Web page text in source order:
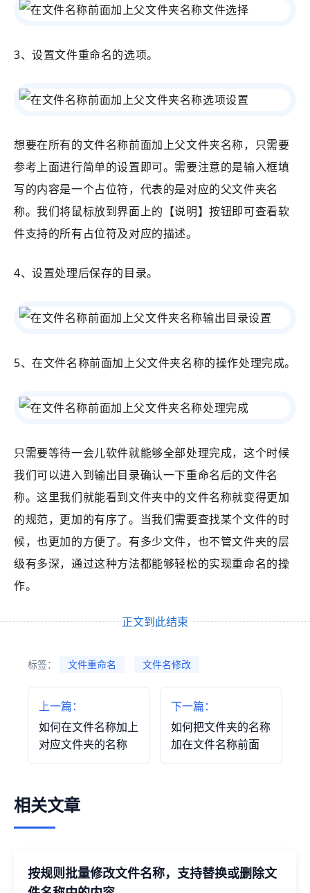
3、设置文件重命名的选项。
想要在所有的文件名称前面加上父文件夹名称，只需要
参考上面进行简单的设置即可。需要注意的是输入框填
写的内容是一个占位符，代表的是对应的父文件夹名
称。我们将鼠标放到界面上的【说明】按钮即可查看软
件支持的所有占位符及对应的描述。
4、设置处理后保存的目录。
5、在文件名称前面加上父文件夹名称的操作处理完成。
只需要等待一会儿软件就能够全部处理完成，这个时候
我们可以进入到输出目录确认一下重命名后的文件名
称。这里我们就能看到文件夹中的文件名称就变得更加
的规范，更加的有序了。当我们需要查找某个文件的时
候，也更加的方便了。有多少文件，也不管文件夹的层
级有多深，通过这种方法都能够轻松的实现重命名的操
作。
正文到此结束
标签： 文件重命名 文件名修改
上一篇：
如何在文件名称加上
对应文件夹的名称
下一篇：
如何把文件夹的名称
加在文件名称前面
相关文章
按规则批量修改文件名称，支持替换或删除文